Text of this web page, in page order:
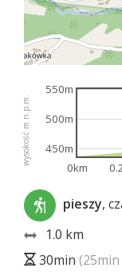
wysokość m n.p.m.
0km
450m
500m
550m
pieszy,
1.0 km
30min